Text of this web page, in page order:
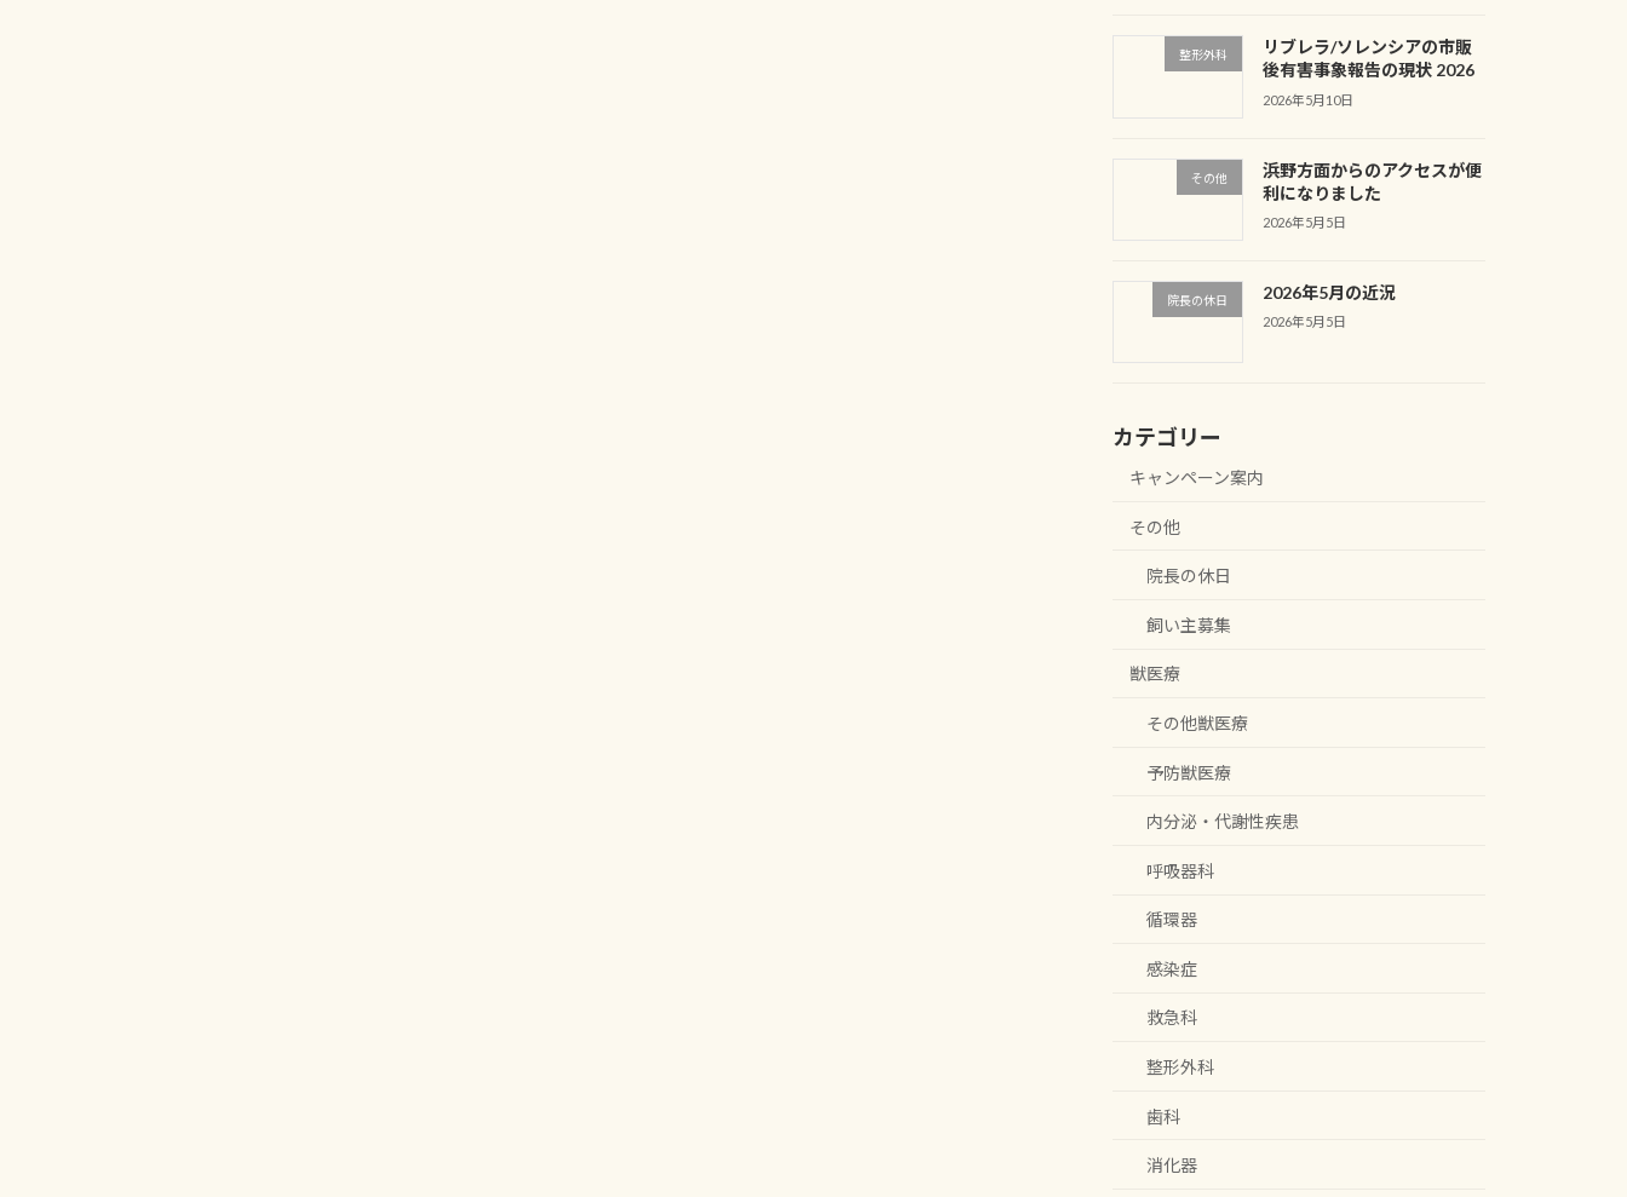
整形外科
リブレラ/ソレンシアの市販
後有害事象報告の現状 2026
2026年5月10日
その他
浜野方面からのアクセスが便
利になりました
2026年5月5日
院長の休日 2026年5月の近況
2026年5月5日
カテゴリー
キャンペーン案内
その他
院長の休日
飼い主募集
獣医療
その他獣医療
予防獣医療
内分泌・代謝性疾患
呼吸器科
循環器
感染症
救急科
整形外科
歯科
消化器